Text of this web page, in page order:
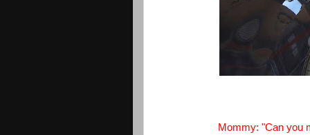
Mommy: "Can you